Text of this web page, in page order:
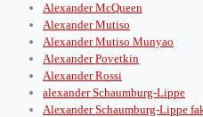
Alexander McQueen
Alexander Mutiso
Alexander Mutiso Munyao
Alexander Povetkin
Alexander Rossi
alexander Schaumburg-Lippe
Alexander Schaumburg-Lippe